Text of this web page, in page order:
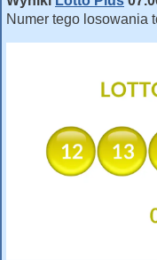
Numer tego losowania